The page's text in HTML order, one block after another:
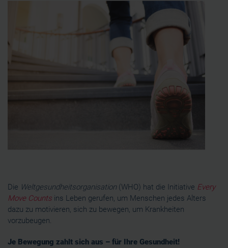
Die Weltgesundheitsorganisation(WHO) hat die Initiative Every
Move Counts ins Leben gerufen, um Menschen jedes Alters
dazu zu motivieren, sich zu bewegen, um Krankheiten
vorzubeugen.
Je Bewegung zahlt sich aus – für Ihre Gesundheit!